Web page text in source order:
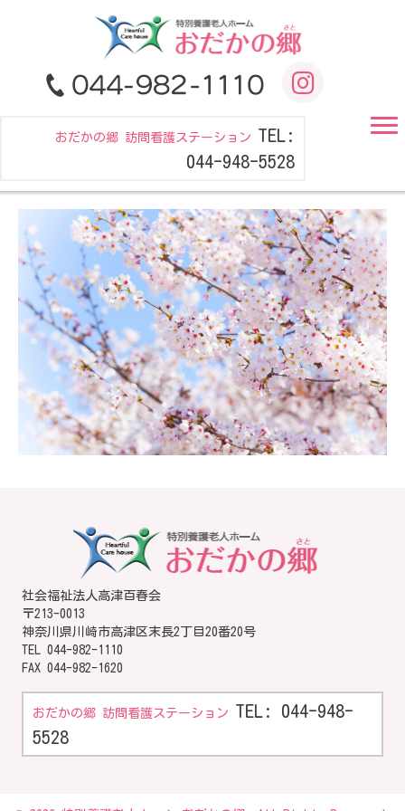
おだかの郷 訪問看護ステーション TEL:
044-948-5528
社会福祉法人高津百春会
〒213-0013
神奈川県川崎市高津区末長2丁目20番20号
TEL 044-982-1110
FAX 044-982-1620
おだかの郷 訪問看護ステーション TEL: 044-948-
5528